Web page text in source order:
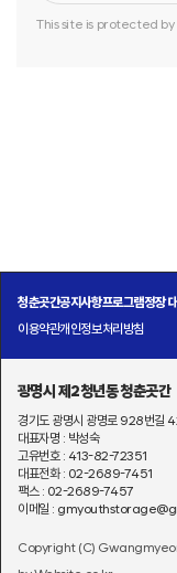
This site is protected
청춘곳간공지사항프로그램정장
이용약관개인정보처리방침
광명시 제2청년동 청춘곳간
경기도 광명시 광명로 928번길
대표자명 : 박성숙
고유번호 : 413-82-72351
대표전화 : 02-2689-7451
팩스 : 02-2689-7457
이메일 :
Copyright (C)